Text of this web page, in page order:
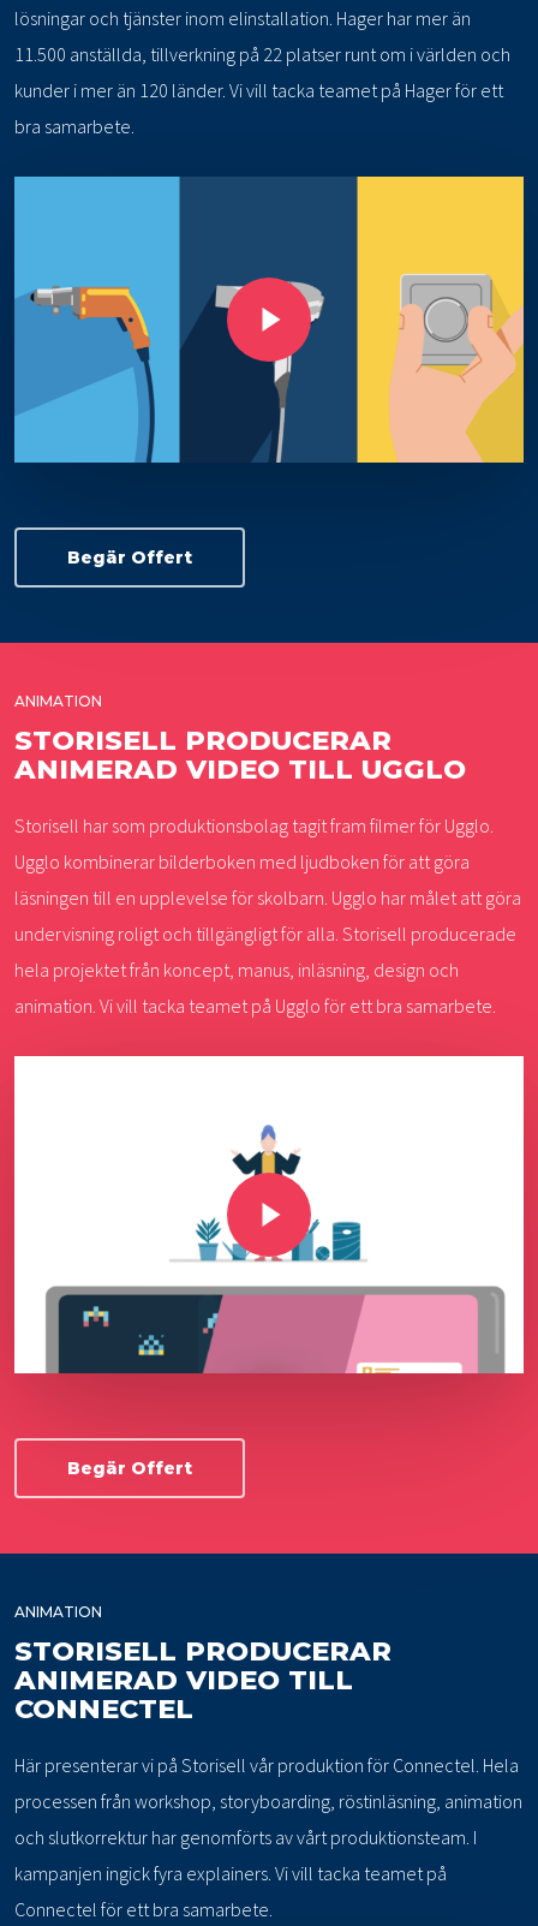
lösningar och tjänster inom elinstallation. Hager har mer än
11.500 anställda, tillverkning på 22 platser runt om i världen och
kunder i mer än 120 länder. Vi vill tacka teamet på Hager för ett
bra samarbete.
Play Video
Begär Offert
ANIMATION
STORISELL PRODUCERAR
ANIMERAD VIDEO TILL UGGLO
Storisell har som produktionsbolag tagit fram filmer för Ugglo.
Ugglo kombinerar bilderboken med ljudboken för att göra
läsningen till en upplevelse för skolbarn. Ugglo har målet att göra
undervisning roligt och tillgängligt för alla. Storisell producerade
hela projektet från koncept, manus, inläsning, design och
animation. Vi vill tacka teamet på Ugglo för ett bra samarbete.
Play Video
Begär Offert
ANIMATION
STORISELL PRODUCERAR
ANIMERAD VIDEO TILL
CONNECTEL
Här presenterar vi på Storisell vår produktion för Connectel. Hela
processen från workshop, storyboarding, röstinläsning, animation
och slutkorrektur har genomförts av vårt produktionsteam. I
kampanjen ingick fyra explainers. Vi vill tacka teamet på
Connectel för ett bra samarbete.